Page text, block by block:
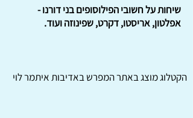
שיחות על חשובי הפילוסופים בני דורנו -
אפלטון, אריסטו, דקרט, שפינוזה ועוד.
הקטלוג מוצג באתרהמפרשבאדיבות איתמר לוי